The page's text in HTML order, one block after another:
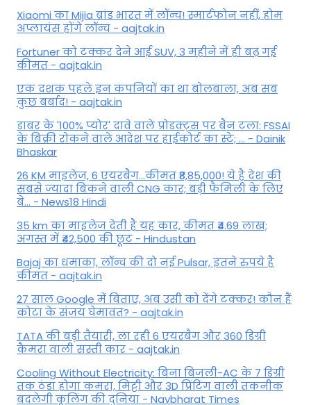
Xiaomi का Mijia ब्रांड भारत में लॉन्च! स्मार्टफोन नहीं, होम
अप्लायंस होंगे लॉन्च - aajtak.in
Fortuner को टक्कर देने आई SUV, 3 महीने में ही बढ़ गई
कीमत - aajtak.in
एक दशक पहले इन कंपनियों का था बोलबाला, अब सब
कुछ बर्बाद! - aajtak.in
डाबर के '100% प्योर' दावे वाले प्रोडक्ट्स पर बैन टला: FSSAI
के बिक्री रोकने वाले आदेश पर हाईकोर्ट का स्टे; ... - Dainik
Bhaskar
26 KM माइलेज, 6 एयरबैग...कीमत ₹8,85,000! ये है देश की
सबसे ज्यादा बिकने वाली CNG कार; बड़ी फैमिली के लिए
बे... - News18 Hindi
35 km का माइलेज देती है यह कार, कीमत ₹4.69 लाख;
अगस्त में ₹42,500 की छूट - Hindustan
Bajaj का धमाका, लॉन्च की दो नई Pulsar, इतने रुपये है
कीमत - aajtak.in
27 साल Google में बिताए, अब उसी को देंगे टक्कर! कौन हैं
कोटा के संजय घेमावत? - aajtak.in
TATA की बड़ी तैयारी, ला रही 6 एयरबैग और 360 डिग्री
कैमरा वाली सस्ती कार - aajtak.in
Cooling Without Electricity: बिना बिजली-AC के 7 डिग्री
तक ठंडा होगा कमरा, मिट्टी और 3D प्रिंटिंग वाली तकनीक
बदलेगी कूलिंग की दुनिया - Navbharat Times